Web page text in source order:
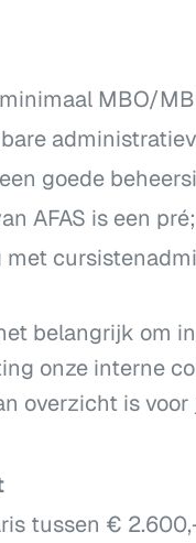
MBO/
goede
AFAS is een pré;
belangrijk om
onze interne
overzicht is
tussen €